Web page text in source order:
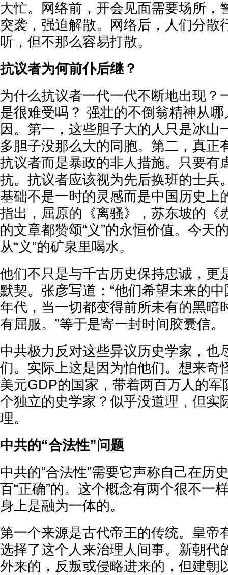
大忙。网络前，开会见面需要场所，
突袭，强迫解散。网络后，人们分散
听，但不那么容易打散。
抗议者为何前仆后继？
为什么抗议者一代一代不断地出现？
是很难受吗？ 强壮的不倒翁精神从
因。第一，这些胆子大的人只是冰山
多胆子没那么大的同胞。第二，真正
抗议者而是暴政的非人措施。只要有
抗。抗议者应该视为先后换班的士兵
基础不是一时的灵感而是中国历史上
指出，屈原的《离骚》，苏东坡的《
的文章都赞颂“义”的永恒价值。今天
从“义”的矿泉里喝水。
他们不只是与千古历史保持忠诚，更
默契。张彦写道：“他们希望未来的
年代，当一切都变得前所未有的黑暗
有屈服。”等于是寄一封时间胶囊信。
中共极力反对这些异议历史学家，也
们。实际上这是因为怕他们。想来奇
美元GDP的国家，带着两百万人的军
个独立的史学家？似乎没道理，但实
理。
中共的“合法性”问题
中共的“合法性”需要它声称自己在历
百“正确”的。这个概念有两个很不一
身上是融为一体的。
第一个来源是古代帝王的传统。皇帝
选择了这个人来治理人间事。新朝代
外来的，反叛或侵略进来的，但建朝